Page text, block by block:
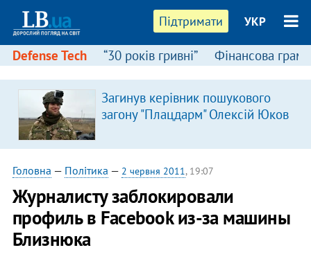
Підтримати УКР
Defense Tech “30 років гривні” Фінансова
Загинув керівник пошукового
загону "Плацдарм" Олексій Юков
Головна — Політика — 2 червня 2011, 19:07
Журналисту заблокировали
профиль в Facebook из-за машины
Близнюка